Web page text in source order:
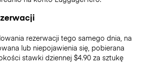
rezerwacji tego samego dnia, na
lub niepojawienia się, pobierana
stawki dziennej $4.90 za sztukę